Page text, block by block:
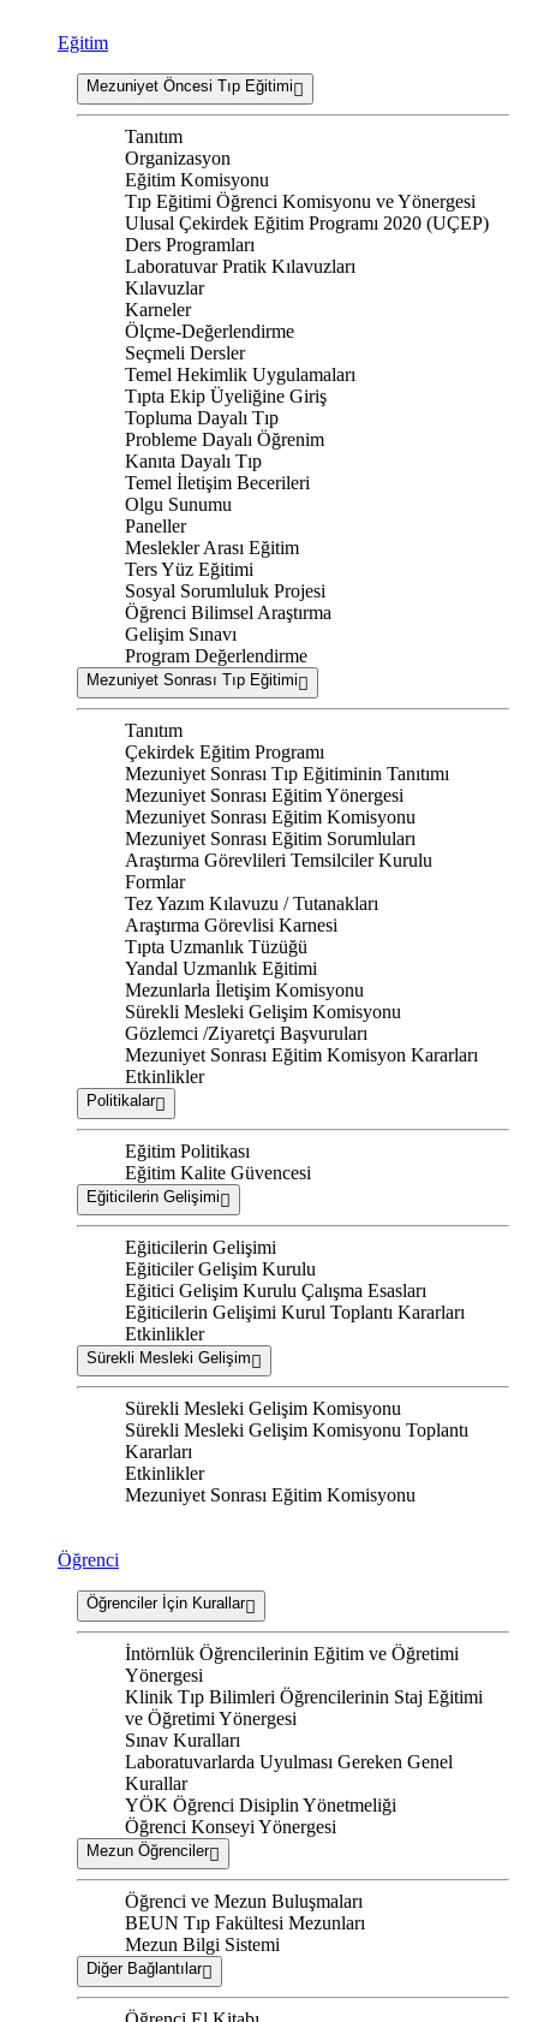
Eğitim
Mezuniyet Öncesi Tıp Eğitimi
Tanıtım
Organizasyon
Eğitim Komisyonu
Tıp Eğitimi Öğrenci Komisyonu ve Yönergesi
Ulusal Çekirdek Eğitim Programı 2020 (UÇEP)
Ders Programları
Laboratuvar Pratik Kılavuzları
Kılavuzlar
Karneler
Ölçme-Değerlendirme
Seçmeli Dersler
Temel Hekimlik Uygulamaları
Tıpta Ekip Üyeliğine Giriş
Topluma Dayalı Tıp
Probleme Dayalı Öğrenim
Kanıta Dayalı Tıp
Temel İletişim Becerileri
Olgu Sunumu
Paneller
Meslekler Arası Eğitim
Ters Yüz Eğitimi
Sosyal Sorumluluk Projesi
Öğrenci Bilimsel Araştırma
Gelişim Sınavı
Program Değerlendirme
Mezuniyet Sonrası Tıp Eğitimi
Tanıtım
Çekirdek Eğitim Programı
Mezuniyet Sonrası Tıp Eğitiminin Tanıtımı
Mezuniyet Sonrası Eğitim Yönergesi
Mezuniyet Sonrası Eğitim Komisyonu
Mezuniyet Sonrası Eğitim Sorumluları
Araştırma Görevlileri Temsilciler Kurulu
Formlar
Tez Yazım Kılavuzu / Tutanakları
Araştırma Görevlisi Karnesi
Tıpta Uzmanlık Tüzüğü
Yandal Uzmanlık Eğitimi
Mezunlarla İletişim Komisyonu
Sürekli Mesleki Gelişim Komisyonu
Gözlemci /Ziyaretçi Başvuruları
Mezuniyet Sonrası Eğitim Komisyon Kararları
Etkinlikler
Politikalar
Eğitim Politikası
Eğitim Kalite Güvencesi
Eğiticilerin Gelişimi
Eğiticilerin Gelişimi
Eğiticiler Gelişim Kurulu
Eğitici Gelişim Kurulu Çalışma Esasları
Eğiticilerin Gelişimi Kurul Toplantı Kararları
Etkinlikler
Sürekli Mesleki Gelişim
Sürekli Mesleki Gelişim Komisyonu
Sürekli Mesleki Gelişim Komisyonu Toplantı
Kararları
Etkinlikler
Mezuniyet Sonrası Eğitim Komisyonu
Öğrenci
Öğrenciler İçin Kurallar
İntörnlük Öğrencilerinin Eğitim ve Öğretimi
Yönergesi
Klinik Tıp Bilimleri Öğrencilerinin Staj Eğitimi
ve Öğretimi Yönergesi
Sınav Kuralları
Laboratuvarlarda Uyulması Gereken Genel
Kurallar
YÖK Öğrenci Disiplin Yönetmeliği
Öğrenci Konseyi Yönergesi
Mezun Öğrenciler
Öğrenci ve Mezun Buluşmaları
BEUN Tıp Fakültesi Mezunları
Mezun Bilgi Sistemi
Diğer Bağlantılar